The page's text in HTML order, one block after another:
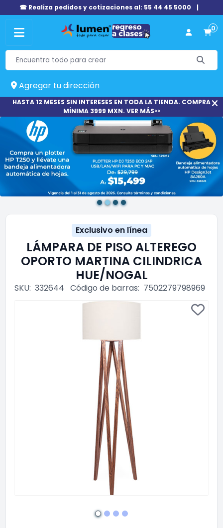
☎ Realiza pedidos y cotizaciones al: 55 44 45 5000 |
0
Agregar tu dirección
HASTA 12 MESES SIN INTERESES EN TODA LA TIENDA. COMPRA
MÍNIMA 3999 MXN. VER MÁS>>
Exclusivo en línea
LÁMPARA DE PISO ALTEREGO
OPORTO MARTINA CILINDRICA
HUE/NOGAL
SKU: 332644 Código de barras: 7502279798969